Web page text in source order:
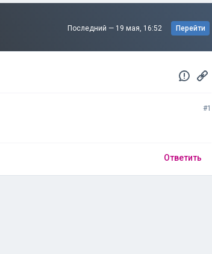
Последний — 19 мая, 16:52 Перейти
#1
Ответить